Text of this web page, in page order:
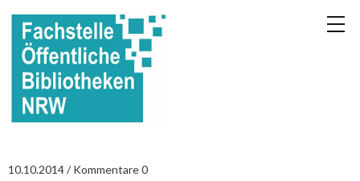
10.10.2014 Kommentare 0